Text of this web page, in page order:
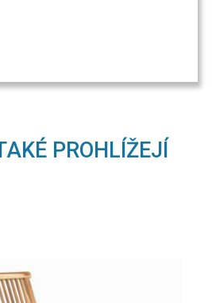
PROHLÍŽEJÍ